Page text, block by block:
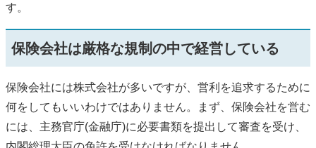
す。
保険会社は厳格な規制の中で経営している
保険会社には株式会社が多いですが、営利を追求するために
何をしてもいいわけではありません。まず、保険会社を営む
には、主務官庁(金融庁)に必要書類を提出して審査を受け、